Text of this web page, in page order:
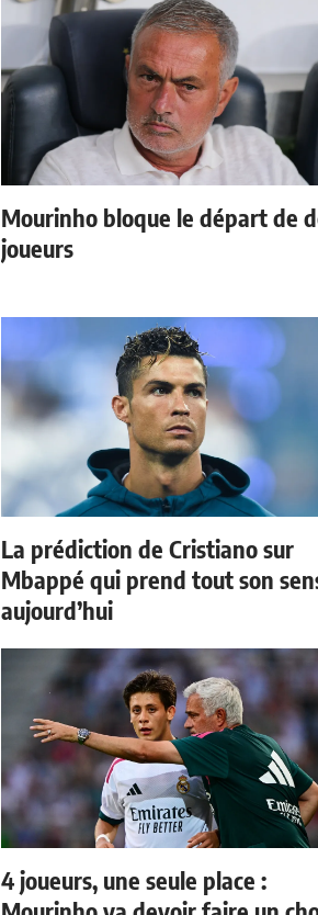
Mourinho bloque le départ de
joueurs
La prédiction de Cristiano sur
Mbappé qui prend tout son
aujourd’hui
4 joueurs, une seule place :